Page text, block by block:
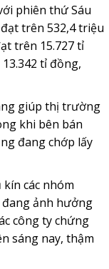
phiên thứ Sáu
trên 532,4 triệu
trên 15.727 tỉ
tỉ đồng,
giúp thị trường
khi bên bán
đang chớp lấy
các nhóm
đang ảnh hưởng
công ty chứng
sáng nay, thậm